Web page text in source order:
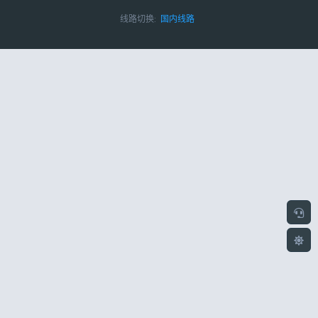
线路切换: 国内线路